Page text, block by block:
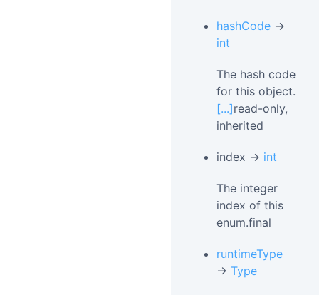
hashCode →
int
The hash code
for this object.
[...]read-only,
inherited
index → int
The integer
index of this
enum.final
runtimeType
→ Type